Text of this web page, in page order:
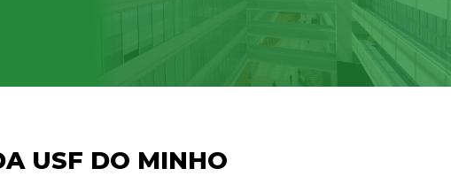
USF DO MINHO